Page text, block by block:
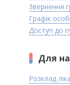
Звернення
Графік
Доступ до
Для
Розклад